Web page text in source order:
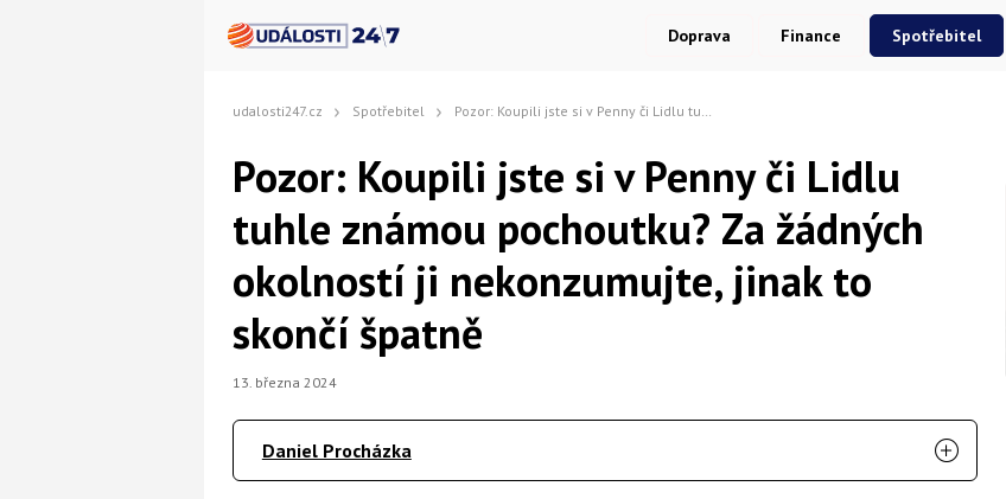
Doprava Finance Spotřebitel
udalosti247.cz Spotřebitel Pozor: Koupili jste si v Penny či Lidlu tuhle známou pochoutku? Za žádných okolností ji nekonzumujte, jinak to skončí špatně
Pozor: Koupili jste si v Penny či Lidlu
tuhle známou pochoutku? Za žádných
okolností ji nekonzumujte, jinak to
skončí špatně
13. března 2024
Daniel Procházka